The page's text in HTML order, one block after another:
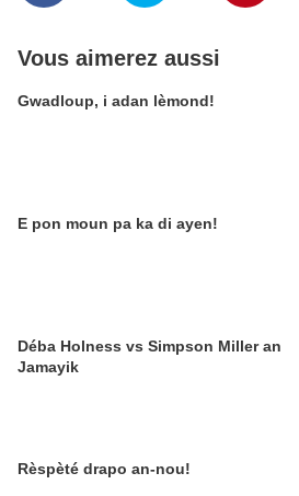
Vous aimerez aussi
Gwadloup, i adan lèmond!
E pon moun pa ka di ayen!
Déba Holness vs Simpson Miller an
Jamayik
Rèspèté drapo an-nou!